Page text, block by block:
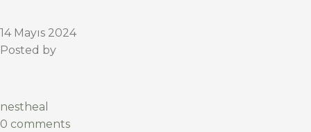
14 Mayıs 2024
Posted by
nestheal
0 comments